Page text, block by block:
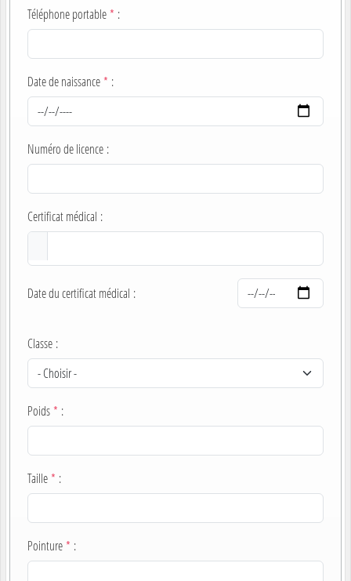
Téléphone portable* :
Date de naissance* :
Numéro de licence :
Certificat médical :
Date du certificat médical :
Classe :
Poids* :
Taille* :
Pointure* :